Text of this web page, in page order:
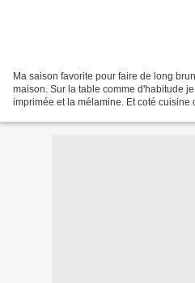
Ma saison favorite pour faire de long
maison. Sur la table comme d'habitude
imprimée et la mélamine. Et coté cuisine